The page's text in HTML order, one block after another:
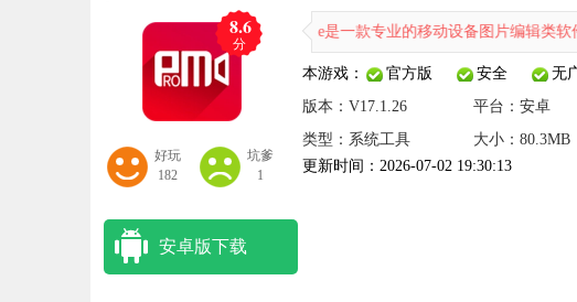
8.6
分
好玩
182
坑爹
1
Promovie是一款专业的移动设备图片编辑类软件，集拍
本游戏： 官方版 安全 无
版本：V17.1.26
平台： 安卓
类型：系统工具
大小：80.3MB
更新时间：2026-07-02 19:30:13
安卓版下载